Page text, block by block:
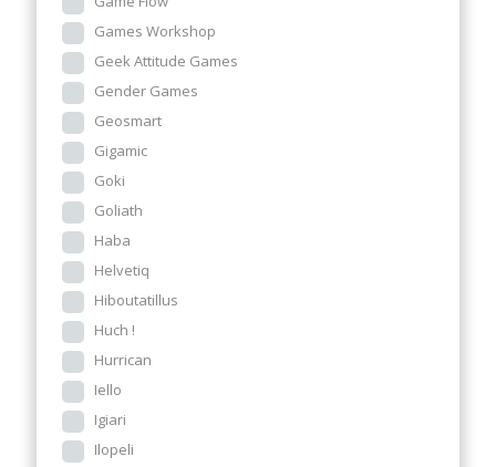
Games Workshop
Geek Attitude Games
Gender Games
Geosmart
Gigamic
Goki
Goliath
Haba
Helvetiq
Hiboutatillus
Huch !
Hurrican
Iello
Igiari
Ilopeli